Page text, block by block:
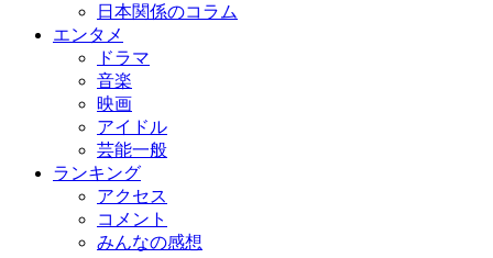
日本関係のコラム
エンタメ
ドラマ
音楽
映画
アイドル
芸能一般
ランキング
アクセス
コメント
みんなの感想